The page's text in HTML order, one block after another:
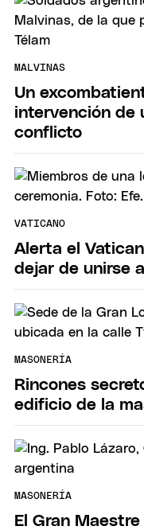
MALVINAS
Un
intervención de
conflicto
VATICANO
Alerta el
dejar de unirse
MASONERÍA
Rincones
edificio de la
MASONERÍA
El Gran